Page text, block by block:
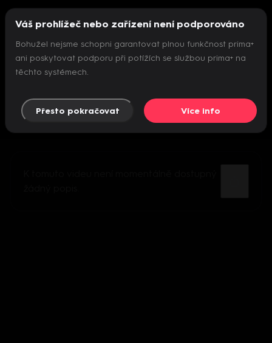
Nepodařilo se inicializovat přehrávač
Váš prohlížeč nebo zařízení není podporováno
Bohužel nejsme schopni garantovat plnou funkčnost prima+
ani poskytovat podporu při potížích se službou prima+ na
těchto systémech.
Přesto pokračovat Více info